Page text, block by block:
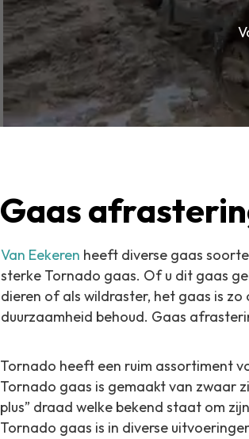
Gaas
Van Eekeren heeft diverse gaas
sterke Tornado gaas. Of u dit gaas
dieren of als wildraster, het gaas is zo
duurzaamheid behoud. Gaas
Tornado heeft een ruim assortiment
Tornado gaas is gemaakt van zwaar
plus” draad welke bekend staat om
Tornado gaas is in diverse